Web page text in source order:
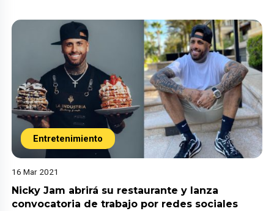
Entretenimiento
16 Mar 2021
Nicky Jam abrirá su restaurante y lanza
convocatoria de trabajo por redes sociales